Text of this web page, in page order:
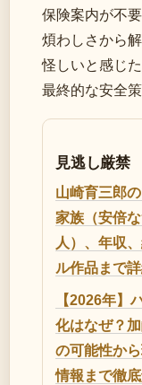
保険案内が不
煩わしさから
怪しいと感じ
最終的な安全策
見逃し厳禁
山崎育三郎
家族（安倍
人）、年収
ル作品まで
【2026年】
化はなぜ？
の可能性か
情報まで徹